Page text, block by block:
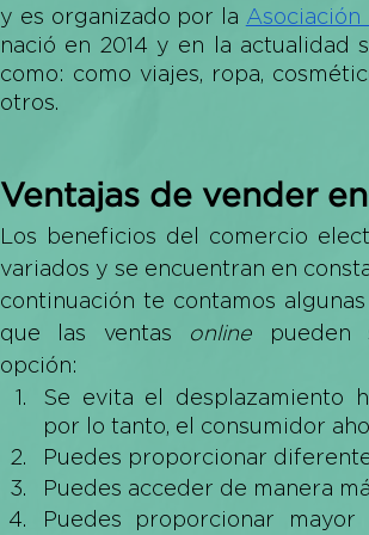
y es organizado por la Asociación
nació en 2014 y en la actualidad
como: como viajes, ropa,
otros.
Ventajas de vender
Los beneficios del comercio
variados y se encuentran en
continuación te contamos
que las ventas online pueden
opción:
Se evita el desplazamiento
por lo tanto, el consumidor
Puedes proporcionar
Puedes acceder de manera
Puedes proporcionar